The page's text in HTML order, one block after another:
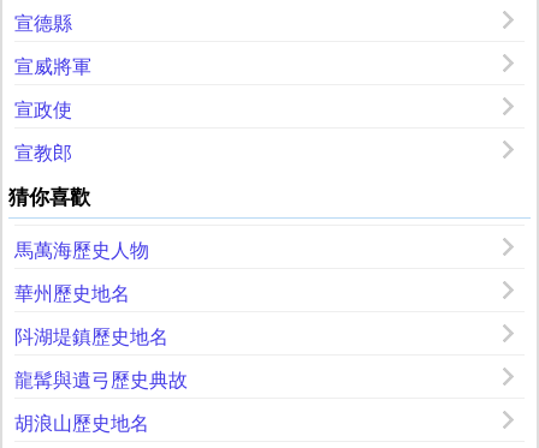
宣德縣
宣威將軍
宣政使
宣教郎
猜你喜歡
馬萬海歷史人物
華州歷史地名
阧湖堤鎮歷史地名
龍髯與遺弓歷史典故
胡浪山歷史地名